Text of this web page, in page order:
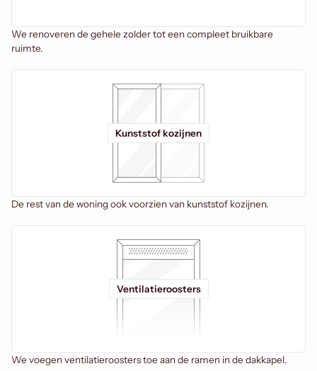
We renoveren de gehele zolder tot een compleet bruikbare
ruimte.
Kunststof kozijnen
De rest van de woning ook voorzien van kunststof kozijnen.
Ventilatieroosters
We voegen ventilatieroosters toe aan de ramen in de dakkapel.